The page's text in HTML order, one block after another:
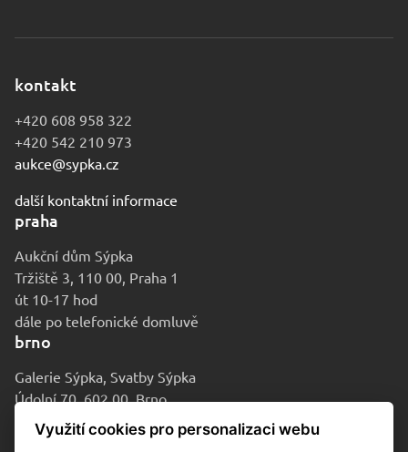
kontakt
+420 608 958 322
+420 542 210 973
aukce@sypka.cz
další kontaktní informace
praha
Aukční dům Sýpka
Tržiště 3, 110 00, Praha 1
út 10-17 hod
dále po telefonické domluvě
brno
Galerie Sýpka, Svatby Sýpka
Údolní 70, 602 00, Brno
po-pá 9-16 hod
Využití cookies pro personalizaci webu